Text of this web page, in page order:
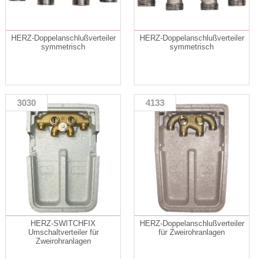
HERZ-Doppelanschlußverteiler
symmetrisch
HERZ-Doppelanschlußverteiler
symmetrisch
3030
HERZ-SWITCHFIX
Umschaltverteiler für
Zweirohranlagen
4133
HERZ-Doppelanschlußverteiler
für Zweirohranlagen